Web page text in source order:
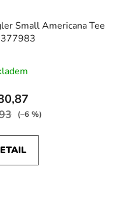
Small Americana Tee
(–6 %)